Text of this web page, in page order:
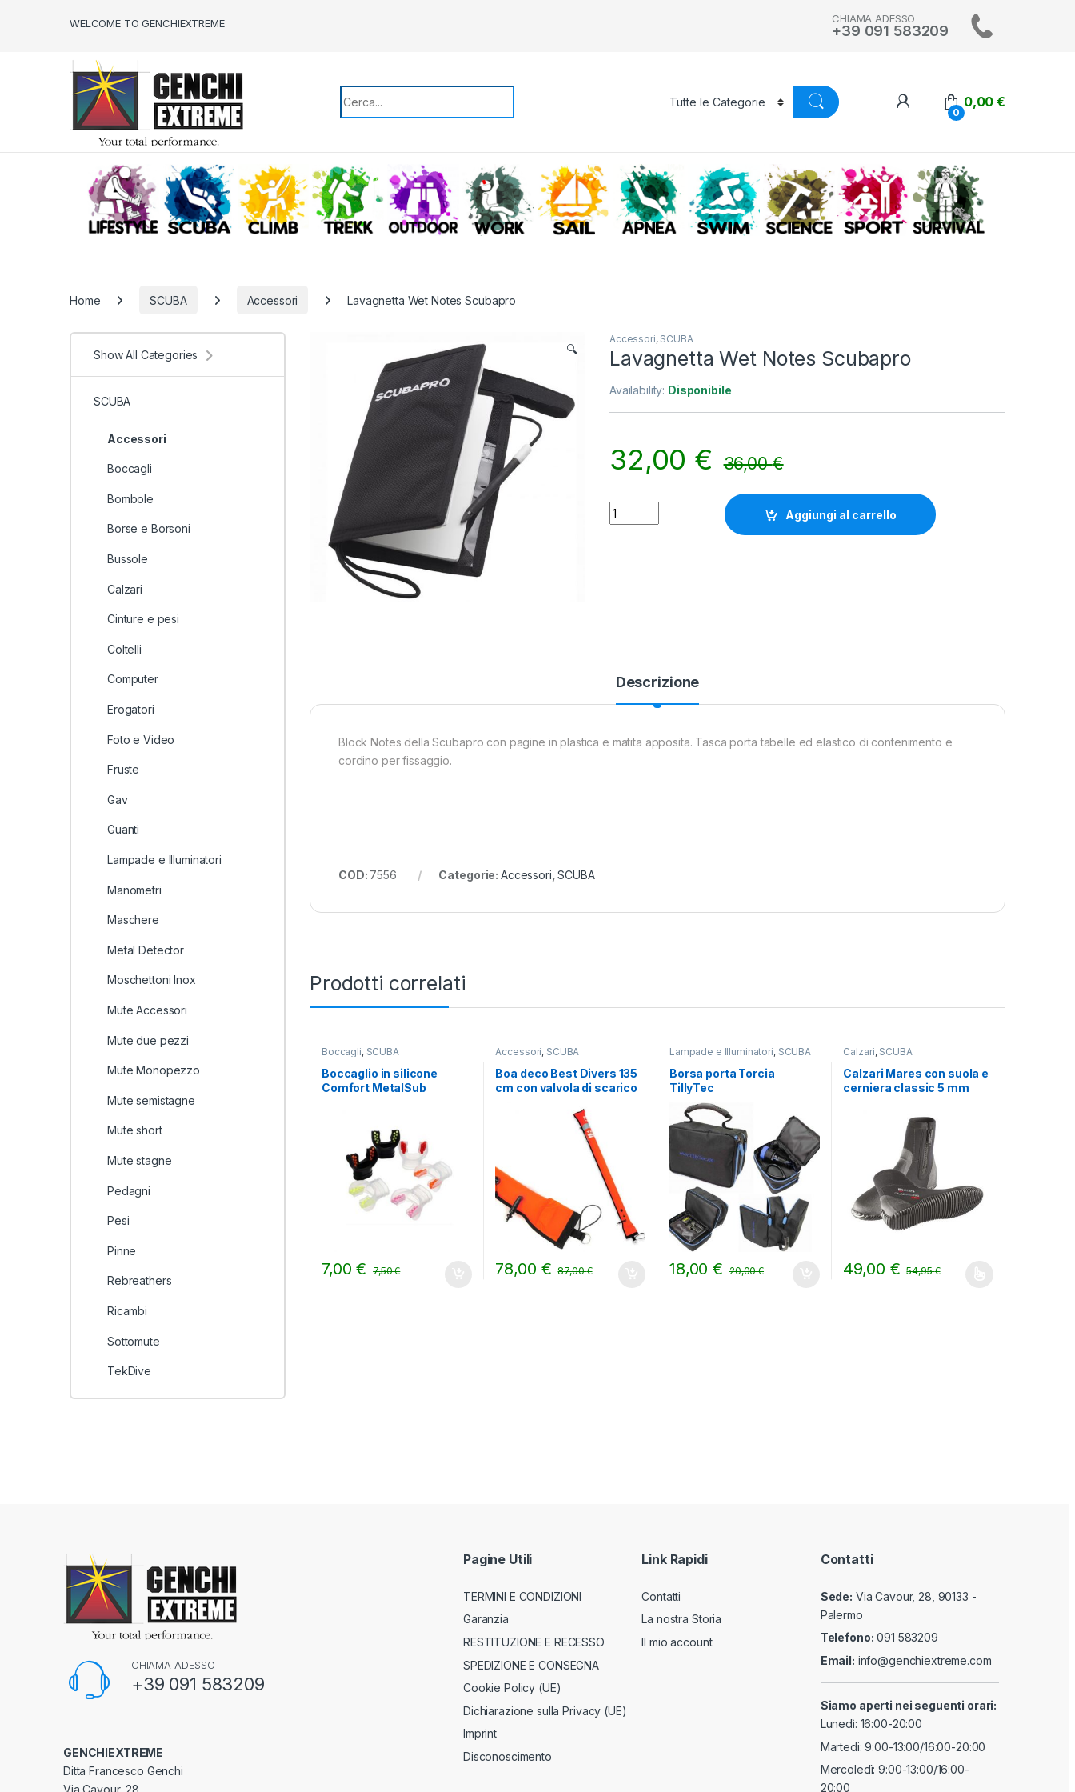
WELCOME TO GENCHIEXTREME CHIAMA ADESSO
+39 091 583209
Search for:
0
0,00€
LIFESTYLE SCUBA CLIMB TREKKING OUTDOOR WORK SAIL APNEA SWIM SCIENCE ALTRI SPORT
Home SCUBA Accessori Lavagnetta Wet Notes Scubapro
🔍
Accessori, SCUBA
Lavagnetta Wet Notes Scubapro
Availability: Disponibile
32,00 € 36,00€
Lavagnetta Wet Notes Scubapro quantity
Aggiungi al carrello
Descrizione
Block Notes della Scubapro con pagine in plastica e matita apposita. Tasca porta tabelle ed elastico di contenimento e
cordino per fissaggio.
COD: 7556 Categorie: Accessori ,SCUBA
Prodotti correlati
Boccagli, SCUBA
Boccaglio in silicone
Comfort MetalSub
7,00€ 7,50€
Accessori, SCUBA
Boa deco Best Divers 135
cm con valvola di scarico
78,00 € 87,00€
Lampade e Illuminatori, SCUBA
Borsa porta Torcia
TillyTec
18,00€ 20,00€
Calzari, SCUBA
Calzari Mares con suola e
cerniera classic 5 mm
49,00 € 54,95€
Show All Categories
SCUBA
Accessori
Boccagli
Bombole
Borse e Borsoni
Bussole
Calzari
Cinture e pesi
Coltelli
Computer
Erogatori
Foto e Video
Fruste
Gav
Guanti
Lampade e Illuminatori
Manometri
Maschere
Metal Detector
Moschettoni Inox
Mute Accessori
Mute due pezzi
Mute Monopezzo
Mute semistagne
Mute short
Mute stagne
Pedagni
Pesi
Pinne
Rebreathers
Ricambi
Sottomute
TekDive
CHIAMA ADESSO
+39 091 583209
GENCHIEXTREME
Ditta Francesco Genchi
Via Cavour, 28
Pagine Utili
TERMINI E CONDIZIONI
Garanzia
RESTITUZIONE E RECESSO
SPEDIZIONE E CONSEGNA
Cookie Policy (UE)
Dichiarazione sulla Privacy (UE)
Imprint
Disconoscimento
Link Rapidi
Contatti
La nostra Storia
Il mio account
Contatti
Sede: Via Cavour, 28, 90133 -
Palermo
Telefono: 091 583209
Email: info@genchiextreme.com
Siamo aperti nei seguenti orari:
Lunedì: 16:00-20:00
Martedi: 9:00-13:00/16:00-20:00
Mercoledì: 9:00-13:00/16:00-
20:00